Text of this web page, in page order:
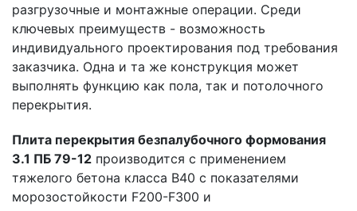
разгрузочные и монтажные операции. Среди
ключевых преимуществ - возможность
индивидуального проектирования под требования
заказчика. Одна и та же конструкция может
выполнять функцию как пола, так и потолочного
перекрытия.
Плита перекрытия безпалубочного формования
3.1 ПБ 79-12 производится с применением
тяжелого бетона класса В40 с показателями
морозостойкости F200-F300 и